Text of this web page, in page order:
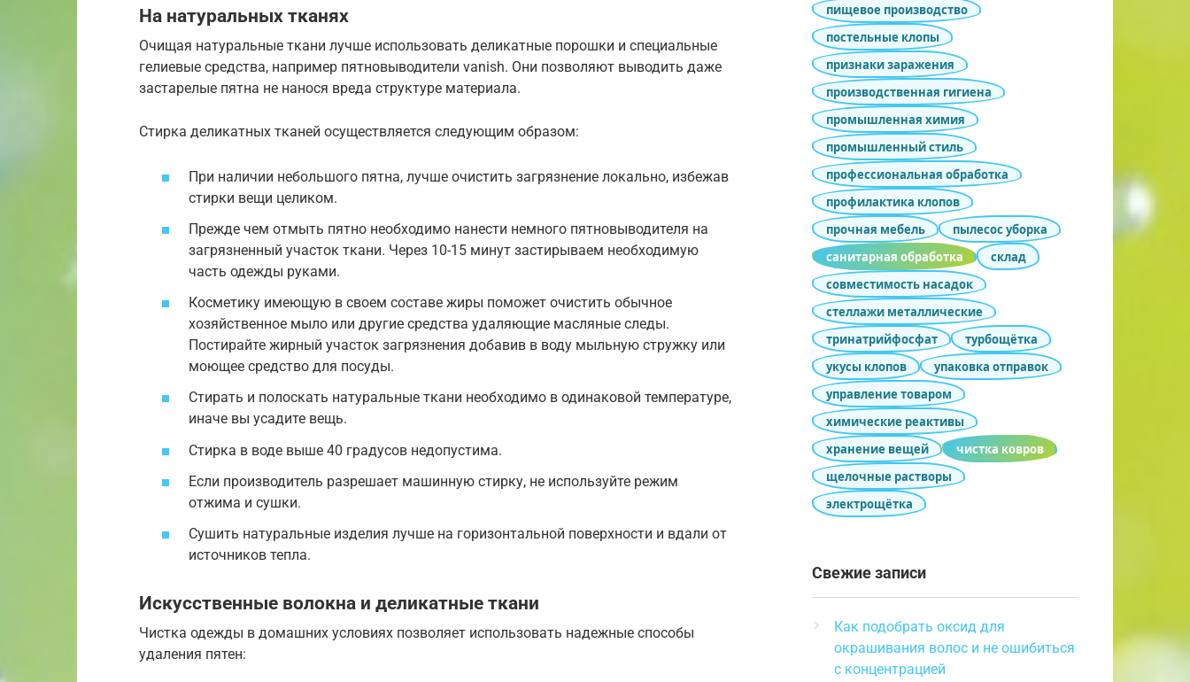
На натуральных тканях
Очищая натуральные ткани лучше использовать деликатные порошки и специальные
гелиевые средства, например пятновыводители vanish. Они позволяют выводить даже
застарелые пятна не нанося вреда структуре материала.
Стирка деликатных тканей осуществляется следующим образом:
При наличии небольшого пятна, лучше очистить загрязнение локально, избежав
стирки вещи целиком.
Прежде чем отмыть пятно необходимо нанести немного пятновыводителя на
загрязненный участок ткани. Через 10-15 минут застирываем необходимую
часть одежды руками.
Косметику имеющую в своем составе жиры поможет очистить обычное
хозяйственное мыло или другие средства удаляющие масляные следы.
Постирайте жирный участок загрязнения добавив в воду мыльную стружку или
моющее средство для посуды.
Стирать и полоскать натуральные ткани необходимо в одинаковой температуре,
иначе вы усадите вещь.
Стирка в воде выше 40 градусов недопустима.
Если производитель разрешает машинную стирку, не используйте режим
отжима и сушки.
Сушить натуральные изделия лучше на горизонтальной поверхности и вдали от
источников тепла.
Искусственные волокна и деликатные ткани
Чистка одежды в домашних условиях позволяет использовать надежные способы
удаления пятен:
пищевое производство
постельные клопы
признаки заражения
производственная гигиена
промышленная химия
промышленный стиль
профессиональная обработка
профилактика клопов
прочная мебель
пылесос уборка
санитарная обработка
склад
совместимость насадок
стеллажи металлические
тринатрийфосфат
турбощётка
укусы клопов
упаковка отправок
управление товаром
химические реактивы
хранение вещей
чистка ковров
щелочные растворы
электрощётка
Свежие записи
Как подобрать оксид для
окрашивания волос и не ошибиться
с концентрацией